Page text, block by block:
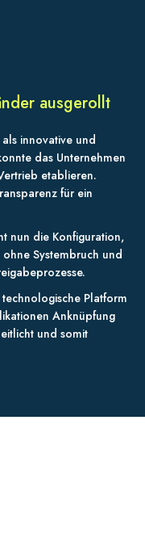
ausgerollt
innovative und
das Unternehmen
etablieren.
für ein
nun die Konfiguration,
Systembruch und
Platform
Anknüpfung
und somit